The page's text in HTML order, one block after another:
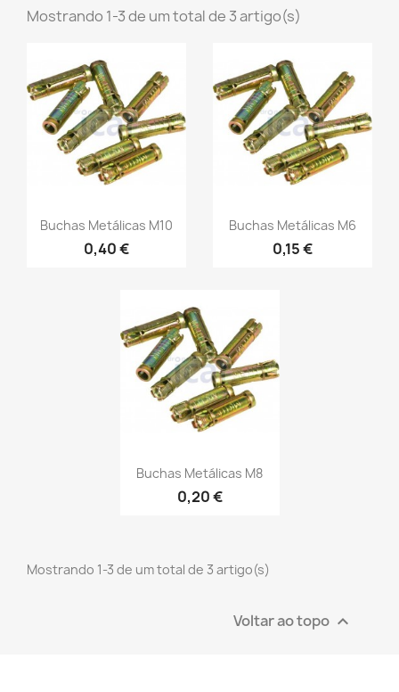
Mostrando 1-3 de um total de 3 artigo(s)
Buchas Metálicas M10
0,40 €
Buchas Metálicas M6
0,15 €
Buchas Metálicas M8
0,20 €
Mostrando 1-3 de um total de 3 artigo(s)
Voltar ao topo 